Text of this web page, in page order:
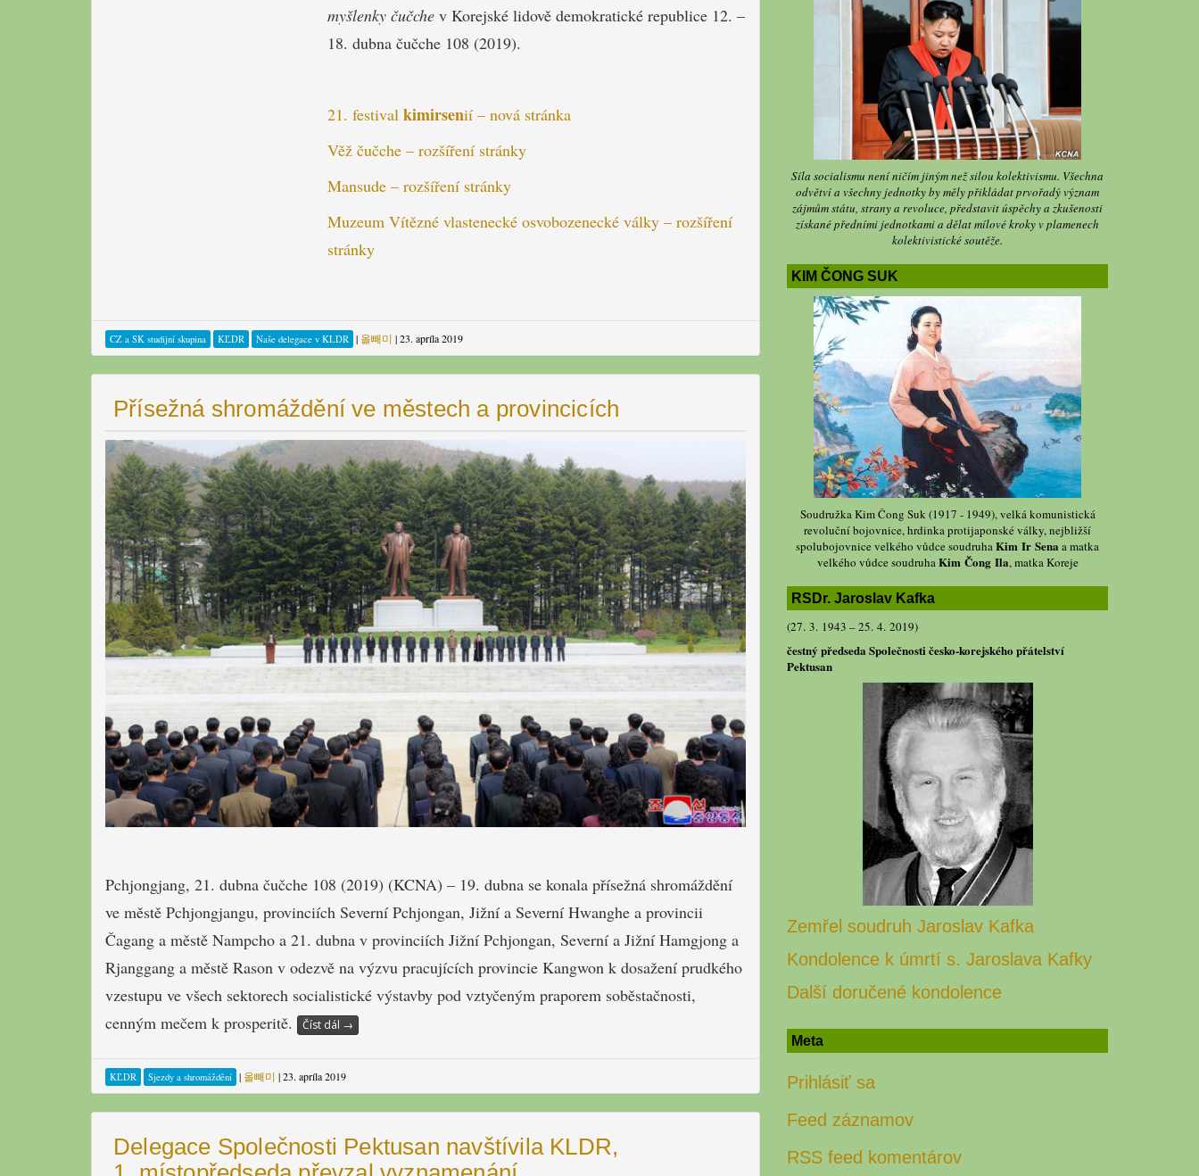
myšlenky čučche v Korejské lidově demokratické republice 12. –
18. dubna čučche 108 (2019).
21. festivalkimirsenií – nová stránka
Věž čučche – rozšíření stránky
Mansude – rozšíření stránky
Muzeum Vítězné vlastenecké osvobozenecké války – rozšíření
stránky
CZ a SK studijní skupina KĽDR Naše delegace v KLDR | 올빼미 |23. apríla 2019
Přísežná shromáždění ve městech a provincicích
Pchjongjang, 21. dubna čučche 108 (2019) (KCNA) – 19. dubna se konala přísežná shromáždění
ve městě Pchjongjangu, provinciích Severní Pchjongan, Jižní a Severní Hwanghe a provincii
Čagang a městě Nampcho a 21. dubna v provinciích Jižní Pchjongan, Severní a Jižní Hamgjong a
Rjanggang a městě Rason v odezvě na výzvu pracujících provincie Kangwon k dosažení prudkého
vzestupu ve všech sektorech socialistické výstavby pod vztyčeným praporem soběstačnosti,
cenným mečem k prosperitě.
Číst dál →
KĽDR Sjezdy a shromáždění | 올빼미 |23. apríla 2019
Delegace Společnosti Pektusan navštívila KLDR,
Síla socialismu není ničím jiným než silou kolektivismu. Všechna
odvětví a všechny jednotky by měly přikládat prvořadý význam
zájmům státu, strany a revoluce, představit úspěchy a zkušenosti
získané předními jednotkami a dělat mílové kroky v plamenech
kolektivistické soutěže.
KIM ČONG SUK
Soudružka Kim Čong Suk (1917 - 1949), velká komunistická
revoluční bojovnice, hrdinka protijaponské války, nejbližší
spolubojovnice velkého vůdce soudruhaKim Ir Sena a matka
velkého vůdce soudruhaKim Čong Ila, matka Koreje
RSDr. Jaroslav Kafka
(27. 3. 1943 – 25. 4. 2019)
čestný předseda Společnosti česko-korejského přátelství
Pektusan
Zemřel soudruh Jaroslav Kafka
Kondolence k úmrtí s. Jaroslava Kafky
Další doručené kondolence
Meta
Prihlásiť sa
Feed záznamov
RSS feed komentárov